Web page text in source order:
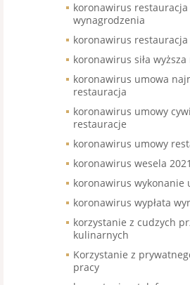
koronawirus restauracja
wynagrodzenia
koronawirus
koronawirus siła
koronawirus umowa
restauracja
koronawirus umowy
restauracje
koronawirus umowy
koronawirus wesela 2021
koronawirus wykonanie
koronawirus wypłata
korzystanie z cudzych
kulinarnych
Korzystanie z
pracy